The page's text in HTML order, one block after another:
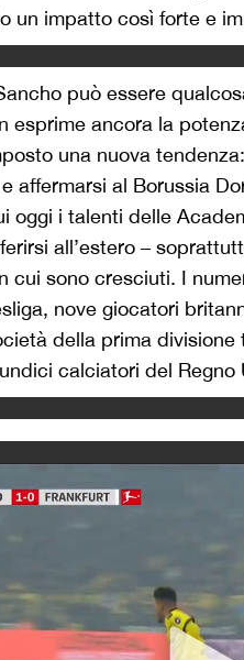
un impatto così forte e
può essere
esprime ancora la
una nuova
affermarsi al Borussia
oggi i talenti delle
all’estero –
cui sono cresciuti. I
nove giocatori
della prima divisione
calciatori del Regno